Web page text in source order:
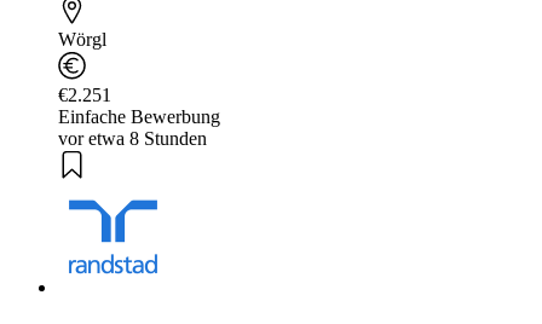
Wörgl
€2.251
Einfache Bewerbung
vor etwa 8 Stunden